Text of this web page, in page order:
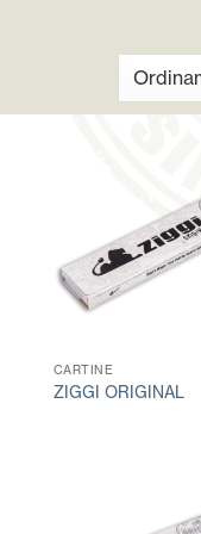
CARTINE
ZIGGI ORIGINAL